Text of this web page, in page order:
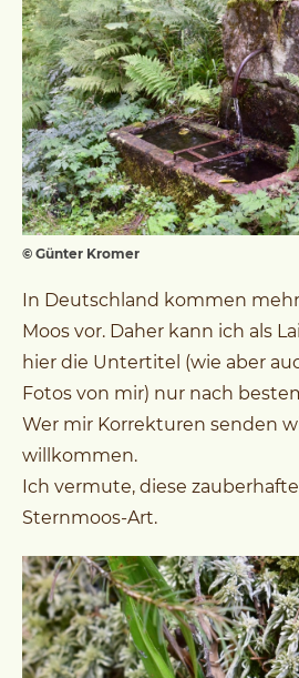
© Günter Kromer
In Deutschland kommen
Moos vor. Daher kann ich als
hier die Untertitel (wie aber
Fotos von mir) nur nach
Wer mir Korrekturen senden
willkommen.
Ich vermute, diese
Sternmoos-Art.